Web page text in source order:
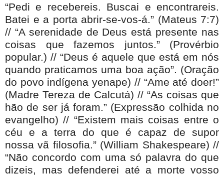
“Pedi e recebereis. Buscai e encontrareis.
Batei e a porta abrir-se-vos-á.” (Mateus 7:7)
// “A serenidade de Deus está presente nas
coisas que fazemos juntos.” (Provérbio
popular.) // “Deus é aquele que está em nós
quando praticamos uma boa ação”. (Oração
do povo indígena yenape) // “Ame até doer!”
(Madre Tereza de Calcutá) // “As coisas que
hão de ser já foram.” (Expressão colhida no
evangelho) // “Existem mais coisas entre o
céu e a terra do que é capaz de supor
nossa vã filosofia.” (William Shakespeare) //
“Não concordo com uma só palavra do que
dizeis, mas defenderei até a morte vosso